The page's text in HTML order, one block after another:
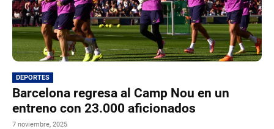
DEPORTES
Barcelona regresa al Camp Nou en un
entreno con 23.000 aficionados
7 noviembre, 2025